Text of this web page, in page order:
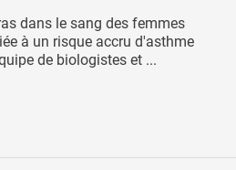
dans le sang des femmes
à un risque accru d'asthme
de biologistes et ...